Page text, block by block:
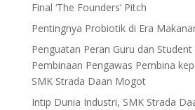
Final ‘The Founders’ Pitch
Pentingnya Probiotik di Era
Penguatan Peran Guru dan Student
Pembinaan Pengawas Pembina
SMK Strada Daan Mogot
Intip Dunia Industri, SMK Strada